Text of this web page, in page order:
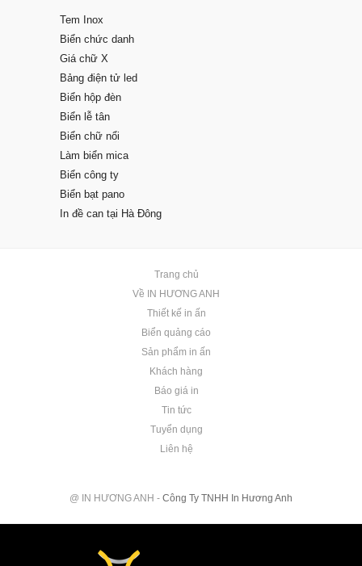
Tem Inox
Biển chức danh
Giá chữ X
Bảng điện tử led
Biển hộp đèn
Biển lễ tân
Biển chữ nổi
Làm biển mica
Biển công ty
Biển bạt pano
In đề can tại Hà Đông
Trang chủ
Về IN HƯƠNG ANH
Thiết kế in ấn
Biển quảng cáo
Sản phẩm in ấn
Khách hàng
Báo giá in
Tin tức
Tuyển dụng
Liên hệ
@ IN HƯƠNG ANH - Công Ty TNHH In Hương Anh